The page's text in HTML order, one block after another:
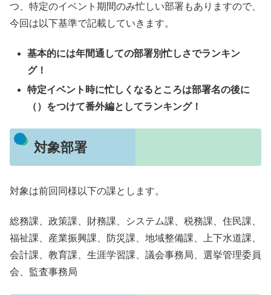
つ、特定のイベント期間のみ忙しい部署もありますので、
今回は以下基準で記載していきます。
基本的には年間通しての部署別忙しさでランキン
グ！
特定イベント時に忙しくなるところは部署名の後に
（）をつけて番外編としてランキング！
対象部署
対象は前回同様以下の課とします。
総務課、政策課、財務課、システム課、税務課、住民課、
福祉課、産業振興課、防災課、地域整備課、上下水道課、
会計課、教育課、生涯学習課、議会事務局、選挙管理委員
会、監査事務局